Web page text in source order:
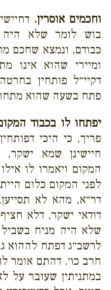
וחכמים אוסרין.
בוש לומר שלא היה
כבודם, ונמצא שחכם
ומיירי שהוא אינו
דקיי״ל פותחין
פתח בשעה שהוא
יפתחו לו בכבוד
פריך, כי היכי
חיישינן שמא ישקר,
המקום ויאמרו לו
לפני המקום כלום
דר״א, מהא לא
דודאי ישקר, דלא
שלא היה מניח
לרשב״ג דפתח לההוא
חרב כו׳. דהתם אומר
במתניתין שעובר על